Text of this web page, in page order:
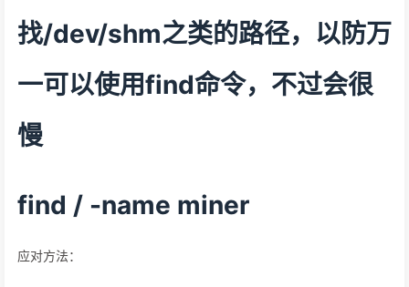
找/dev/shm之类的路径，以防万
一可以使用find命令，不过会很
慢
find / -name miner
应对方法：